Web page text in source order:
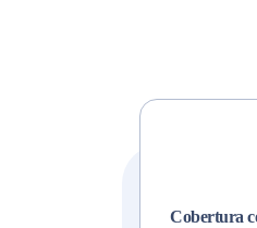
Cobertura